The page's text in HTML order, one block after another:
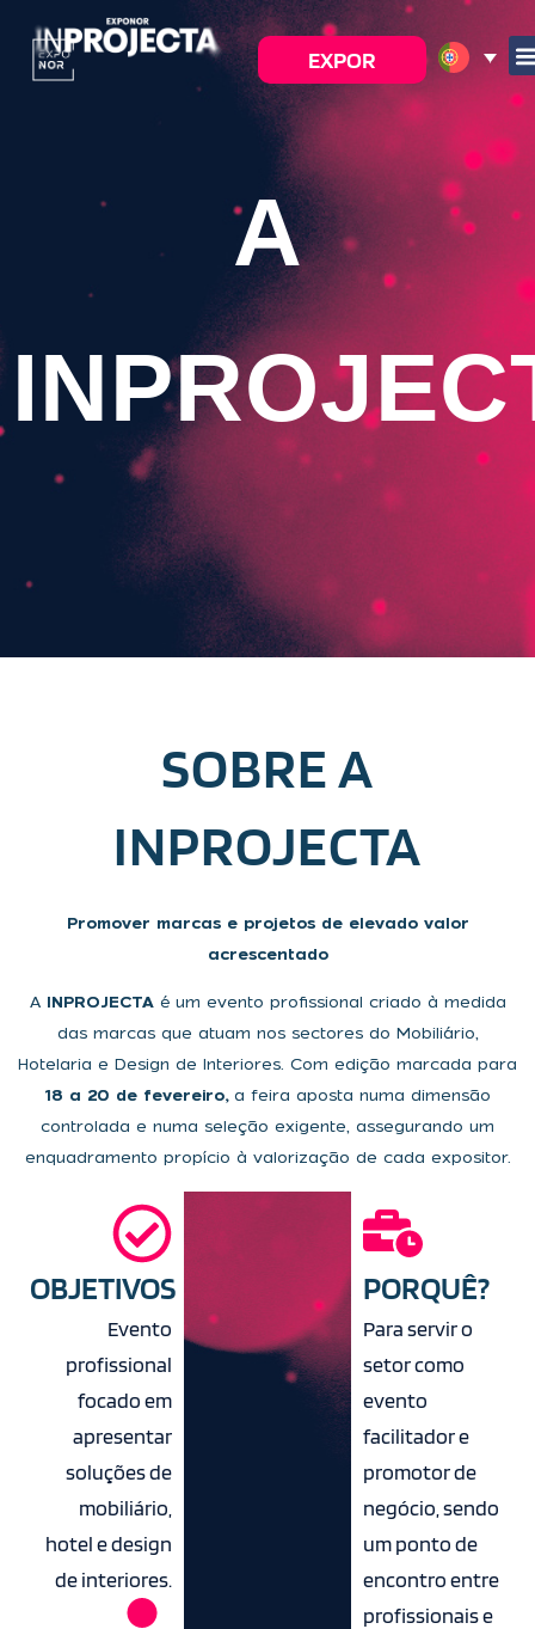
EXPOR
A
SOBRE A
INPROJECTA
Promover marcas e projetos de elevado valor
acrescentado
A INPROJECTAé um evento profissional criado à medida
das marcas que atuam nos sectores do Mobiliário,
Hotelaria e Design de Interiores. Com edição marcada para
18 a 20 de fevereiro,a feira aposta numa dimensão
controlada e numa seleção exigente, assegurando um
enquadramento propício à valorização de cada expositor.
OBJETIVOS
Evento
profissional
focado em
apresentar
soluções de
mobiliário,
hotel e design
de interiores.
PORQUÊ?
Para servir o
setor como
evento
facilitador e
promotor de
negócio, sendo
um ponto de
encontro entre
profissionais e